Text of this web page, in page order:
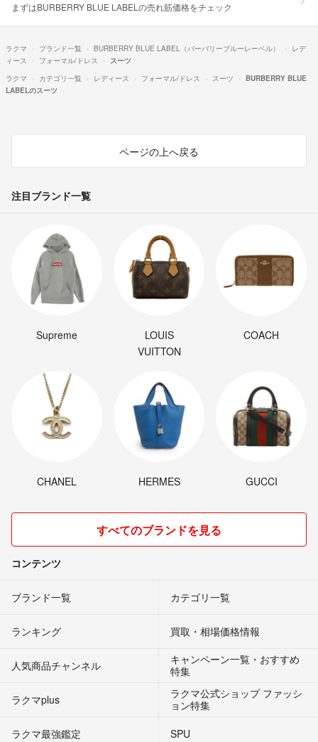
まずはBURBERRY BLUE LABELの売れ筋価格をチェック
ラクマ ブランド一覧 BURBERRY BLUE LABEL（バーバリーブルーレーベル）
レデ
ィース
フォーマル/ドレス
スーツ
ラクマ
カテゴリ一覧 レディース フォーマル/ドレス スーツ
BURBERRY BLUE
LABELのスーツ
ページの上へ戻る
注目ブランド一覧
Supreme
LOUIS
VUITTON
COACH
CHANEL HERMES GUCCI
すべてのブランドを見る
コンテンツ
ブランド一覧 カテゴリ一覧
ランキング 買取・相場価格情報
人気商品チャンネル
キャンペーン一覧・おすすめ
特集
ラクマplus
ラクマ公式ショップ ファッシ
ョン特集
ラクマ最強鑑定
SPU